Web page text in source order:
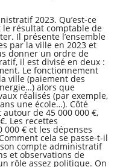
2023. Qu’est-ce
le résultat comptable de
Il présente l’ensemble
par la ville en 2023 et
donner un ordre de
il est divisé en deux :
Le fonctionnement
ville (paiement des
alors que
réalisés (par exemple,
une école…). Côté
de 45 000 000 €,
Les recettes
000 € et les dépenses
cela se passe-t-il
compte administratif
et observations de
rôle assez politique. On